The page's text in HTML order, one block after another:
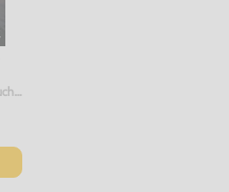
DE Version, mit OVP, gebraucht, NEUWERTIG